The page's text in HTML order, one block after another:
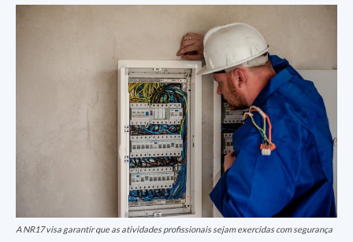
A NR17 visa garantir que as atividades profissionais sejam exercidas com segurança